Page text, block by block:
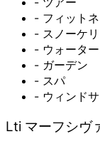
- フィット
- スノーケ
- ウォータ
- ガーデン
- スパ
- ウィンド
Lti マーフシヴ